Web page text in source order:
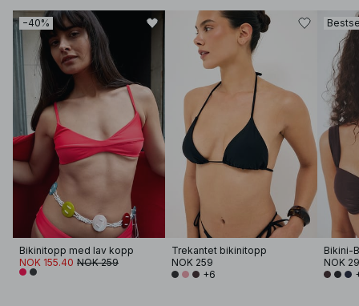
−40%
Bikinitopp med lav kopp
NOK 155.40 NOK 259
Trekantet bikinitopp
NOK 259
+6
NOK